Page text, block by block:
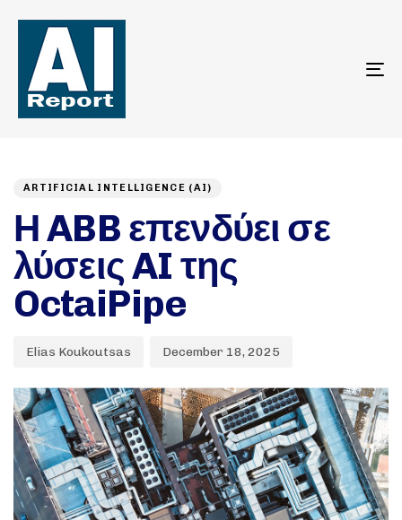
ARTIFICIAL INTELLIGENCE (AI)
Η ABB επενδύει σε
λύσεις AI της
OctaiPipe
Elias Koukoutsas December 18, 2025